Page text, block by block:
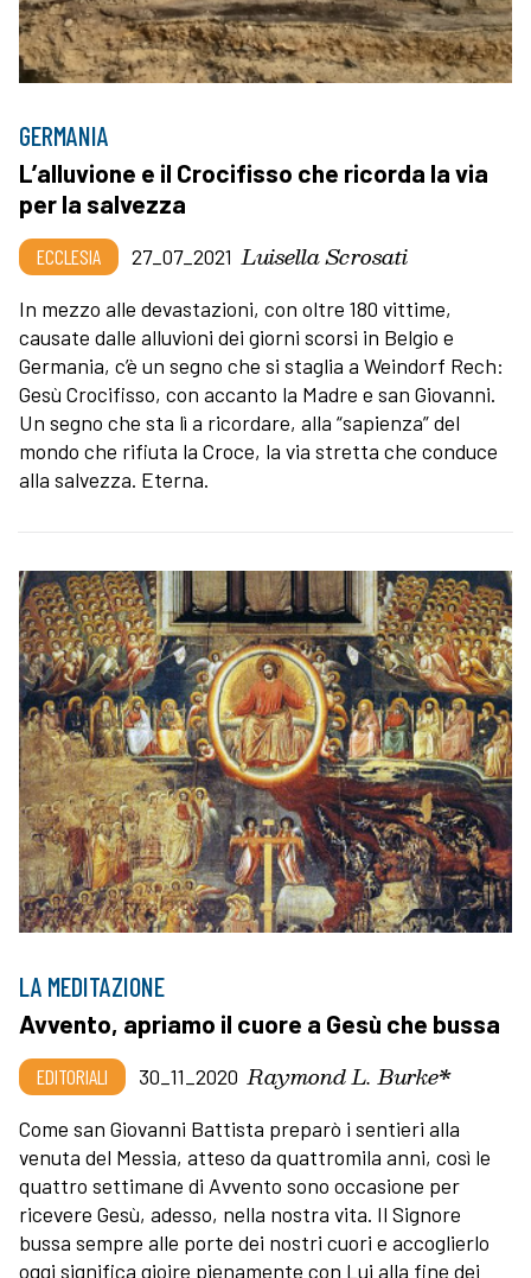
GERMANIA
L’alluvione e il Crocifisso che ricorda la via
per la salvezza
ECCLESIA 27_07_2021 Luisella Scrosati
In mezzo alle devastazioni, con oltre 180 vittime,
causate dalle alluvioni dei giorni scorsi in Belgio e
Germania, c’è un segno che si staglia a Weindorf Rech:
Gesù Crocifisso, con accanto la Madre e san Giovanni.
Un segno che sta lì a ricordare, alla “sapienza” del
mondo che rifiuta la Croce, la via stretta che conduce
alla salvezza. Eterna.
LA MEDITAZIONE
Avvento, apriamo il cuore a Gesù che bussa
EDITORIALI 30_11_2020 Raymond L. Burke*
Come san Giovanni Battista preparò i sentieri alla
venuta del Messia, atteso da quattromila anni, così le
quattro settimane di Avvento sono occasione per
ricevere Gesù, adesso, nella nostra vita. Il Signore
bussa sempre alle porte dei nostri cuori e accoglierlo
oggi significa gioire pienamente con Lui alla fine dei